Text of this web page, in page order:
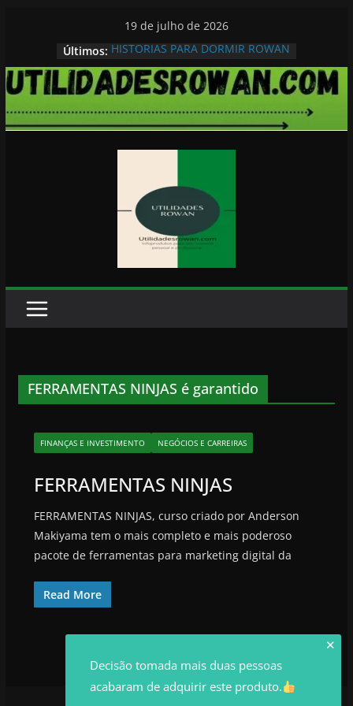
conteúdo
19 de julho de 2026
Últimos: HISTORIAS PARA DORMIR ROWAN
FERRAMENTAS NINJAS é garantido
FINANÇAS E INVESTIMENTO NEGÓCIOS E CARREIRAS
FERRAMENTAS NINJAS
FERRAMENTAS NINJAS, curso criado por Anderson
Makiyama tem o mais completo e mais poderoso
pacote de ferramentas para marketing digital da
Read More
✕
Decisão tomada mais duas pessoas
acabaram de adquirir este produto.